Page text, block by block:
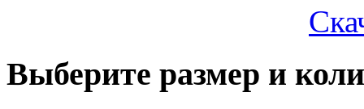
Выберите размер и